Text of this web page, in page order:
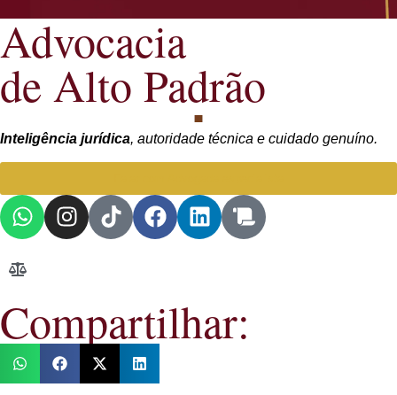
Advocacia
de Alto Padrão
Inteligência jurídica, autoridade técnica e cuidado genuíno.
Compartilhar: